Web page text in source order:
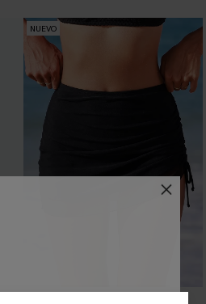
NUEVO